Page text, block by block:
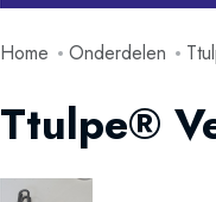
Home Onderdelen
Ttulpe®